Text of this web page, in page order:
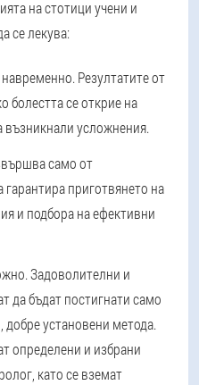
на стотици учени и
се лекува:
навременно.Резултатите от
болестта се открие на
възникнали усложнения.
само от
гарантира приготвянето на
и подбора на ефективни
Задоволителни и
да бъдат постигнати само
добре установени метода.
определени и избрани
като се вземат